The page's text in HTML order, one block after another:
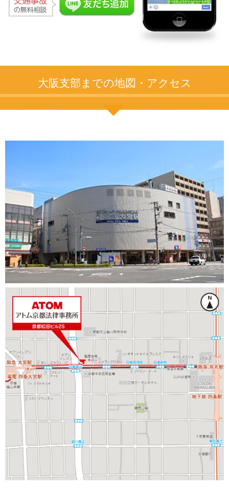
大阪支部までの地図・アクセス